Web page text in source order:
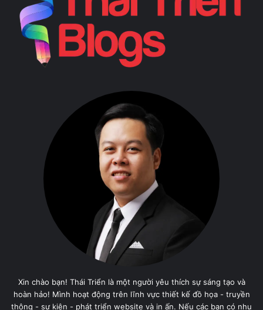
Xin chào bạn! Thái Triển là một người yêu thích sự sáng tạo và
hoàn hảo! Mình hoạt động trên lĩnh vực thiết kế đồ họa - truyền
thông - sự kiện - phát triển website và in ấn. Nếu các bạn có nhu